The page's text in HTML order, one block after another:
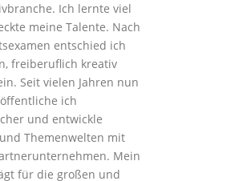
Ich lernte viel
meine Talente. Nach
entschied ich
freiberuflich kreativ
Seit vielen Jahren nun
ich
und entwickle
Themenwelten mit
Mein
für die großen und